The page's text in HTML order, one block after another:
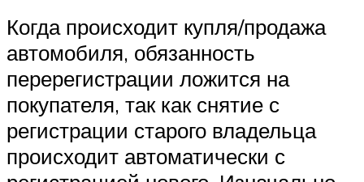
Когда происходит купля/продажа
автомобиля, обязанность
перерегистрации ложится на
покупателя, так как снятие с
регистрации старого владельца
происходит автоматически с